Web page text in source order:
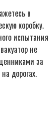
в
коробку.
испытания
не
за
дорогах.